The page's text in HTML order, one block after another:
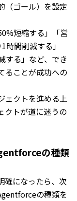
（ゴール）を設定
短縮する」「営
間削減する」
する」など、でき
ることが成功への
ェクトを進める上
クトが道に迷うの
の種類
確になったら、次
の種類を